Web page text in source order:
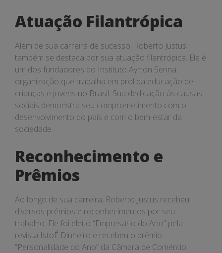
Atuação Filantrópica
Além de sua carreira de sucesso, Roberto Justus
também se destaca por sua atuação filantrópica. Ele é
um dos fundadores do Instituto Ayrton Senna,
organização que trabalha em prol da educação de
crianças e jovens no Brasil. Sua dedicação às causas
sociais demonstra seu comprometimento com o
desenvolvimento do país e com o bem-estar da
sociedade.
Reconhecimento e
Prêmios
Ao longo de sua carreira, Roberto Justus recebeu
diversos prêmios e reconhecimentos por seu
trabalho. Ele foi eleito “Empresário do Ano” pela
revista IstoÉ Dinheiro e recebeu o prêmio
“Personalidade do Ano” da Câmara de Comércio